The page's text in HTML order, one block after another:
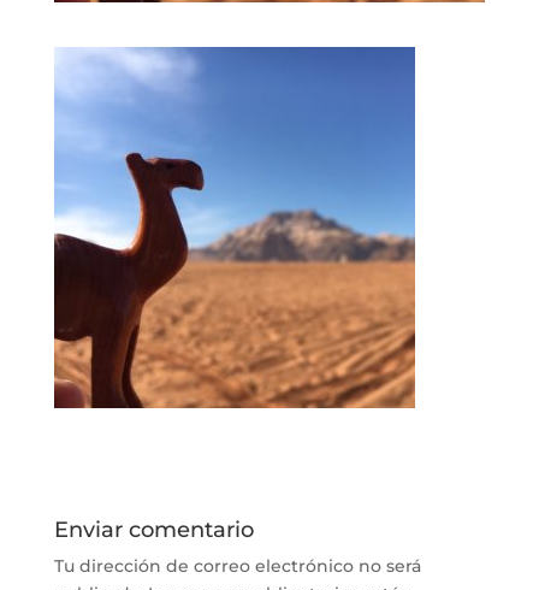
Enviar comentario
Tu dirección de correo electrónico no será